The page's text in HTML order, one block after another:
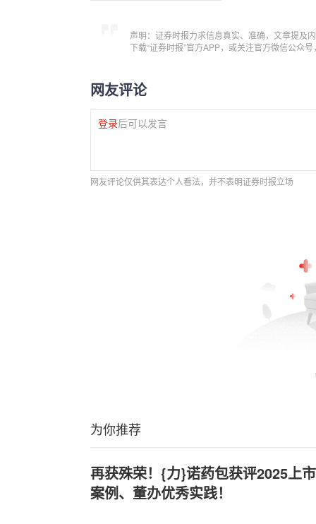
声明：证券时报力求信息真实、准确，文章提及
下载“证券时报”官方APP，或关注官方微信公众
网友评论
登录后可以发言
网友评论仅供其表达个人看法，并不表明证券时报立场
为你推荐
再获殊荣！{力}诺药包获评2025上
案例、董办优秀实践！